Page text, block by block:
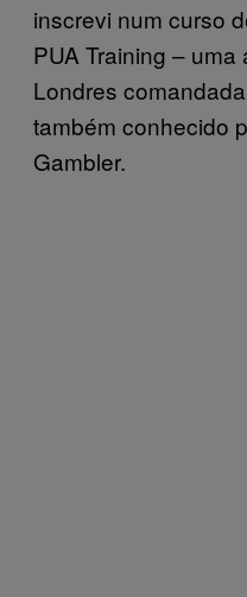
inscrevi num curso
PUA Training –
Londres
também conhecido
Gambler.